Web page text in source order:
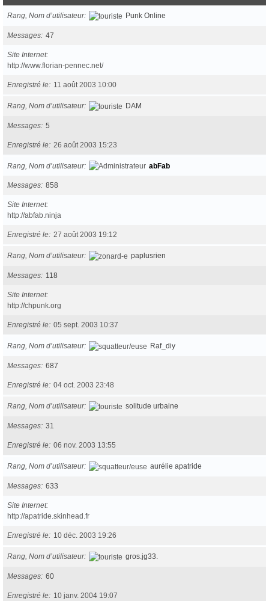
Rang, Nom d’utilisateur Punk Online
Messages 47
Site Internet
http://www.florian-pennec.net/
Enregistré le 11 août 2003 10:00
Rang, Nom d’utilisateur DAM
Messages 5
Enregistré le 26 août 2003 15:23
Rang, Nom d’utilisateur abFab
Messages 858
Site Internet
http://abfab.ninja
Enregistré le 27 août 2003 19:12
Rang, Nom d’utilisateur paplusrien
Messages 118
Site Internet
http://chpunk.org
Enregistré le 05 sept. 2003 10:37
Rang, Nom d’utilisateur Raf_diy
Messages 687
Enregistré le 04 oct. 2003 23:48
Rang, Nom d’utilisateur solitude urbaine
Messages 31
Enregistré le 06 nov. 2003 13:55
Rang, Nom d’utilisateur aurélie apatride
Messages 633
Site Internet
http://apatride.skinhead.fr
Enregistré le 10 déc. 2003 19:26
Rang, Nom d’utilisateur gros.jg33.
Messages 60
Enregistré le 10 janv. 2004 19:07